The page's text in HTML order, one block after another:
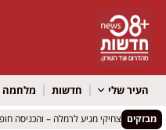
העיר שלי חדשות מלחמה
מבזקים
רועיקי מצחיקי מגיע לרמלה – והכניסה
רועיקי מצחיקי מגיע לרמלה – והכניסה